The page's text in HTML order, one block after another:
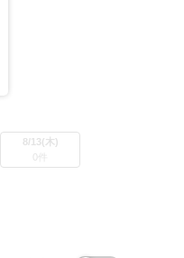
8/13(木)
0件